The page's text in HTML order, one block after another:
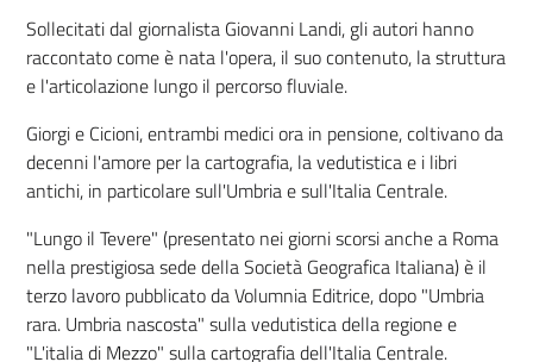
Sollecitati dal giornalista Giovanni Landi, gli autori hanno
raccontato come è nata l'opera, il suo contenuto, la struttura
e l'articolazione lungo il percorso fluviale.
Giorgi e Cicioni, entrambi medici ora in pensione, coltivano da
decenni l'amore per la cartografia, la vedutistica e i libri
antichi, in particolare sull'Umbria e sull'Italia Centrale.
"Lungo il Tevere" (presentato nei giorni scorsi anche a Roma
nella prestigiosa sede della Società Geografica Italiana) è il
terzo lavoro pubblicato da Volumnia Editrice, dopo "Umbria
rara. Umbria nascosta" sulla vedutistica della regione e
"L'italia di Mezzo" sulla cartografia dell'Italia Centrale.